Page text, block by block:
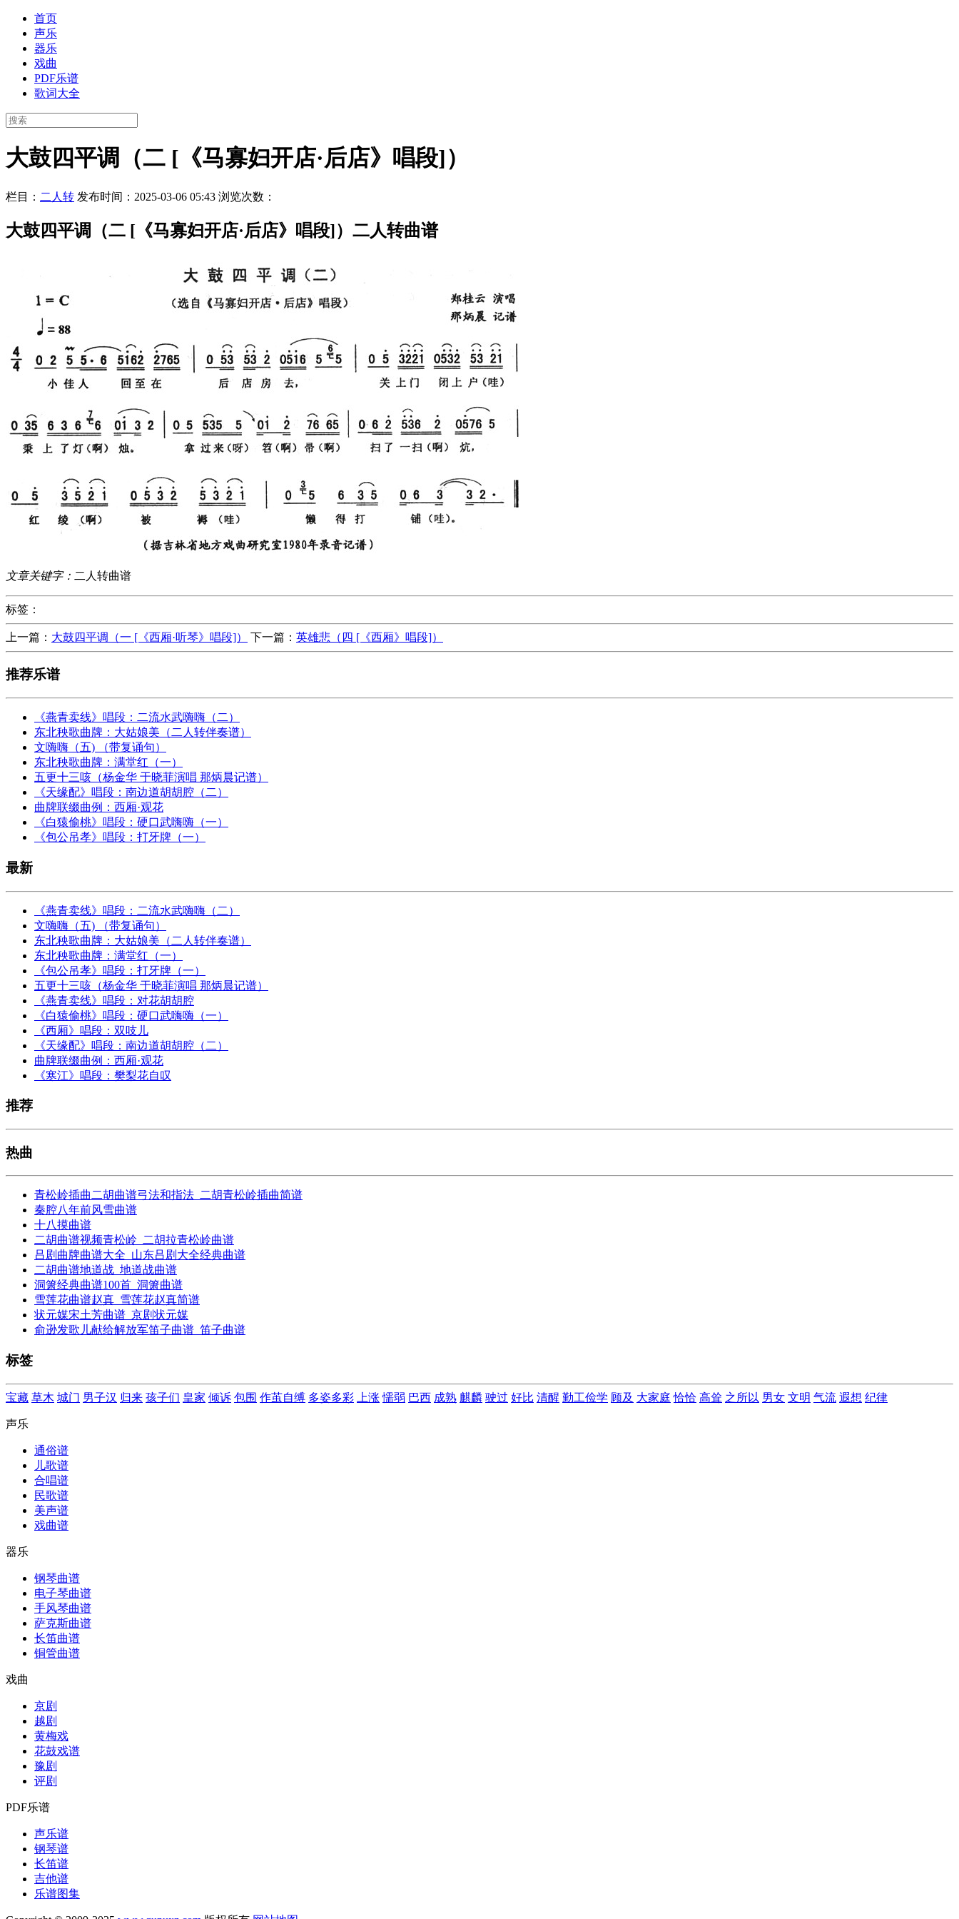
首页
声乐
器乐
戏曲
PDF乐谱
歌词大全
大鼓四平调（二 [《马寡妇开店·后店》唱段]）
栏目： 二人转 发布时间：2025-03-06 05:43 浏览次数：
大鼓四平调（二 [《马寡妇开店·后店》唱段]）二人转曲谱
文章关键字： 二人转曲谱
标签：
上一篇： 大鼓四平调（一 [《西厢·听琴》唱段]） 下一篇： 英雄悲（四 [《西厢》唱段]）
推荐乐谱
《燕青卖线》唱段：二流水武嗨嗨（二）
东北秧歌曲牌：大姑娘美（二人转伴奏谱）
文嗨嗨（五) （带复诵句）
东北秧歌曲牌：满堂红（一）
五更十三咳（杨金华 于晓菲演唱 那炳晨记谱）
《天缘配》唱段：南边道胡胡腔（二）
曲牌联缀曲例：西厢·观花
《白猿偷桃》唱段：硬口武嗨嗨（一）
《包公吊孝》唱段：打牙牌（一）
最新
《燕青卖线》唱段：二流水武嗨嗨（二）
文嗨嗨（五) （带复诵句）
东北秧歌曲牌：大姑娘美（二人转伴奏谱）
东北秧歌曲牌：满堂红（一）
《包公吊孝》唱段：打牙牌（一）
五更十三咳（杨金华 于晓菲演唱 那炳晨记谱）
《燕青卖线》唱段：对花胡胡腔
《白猿偷桃》唱段：硬口武嗨嗨（一）
《西厢》唱段：双吱儿
《天缘配》唱段：南边道胡胡腔（二）
曲牌联缀曲例：西厢·观花
《寒江》唱段：樊梨花自叹
推荐
热曲
青松岭插曲二胡曲谱弓法和指法_二胡青松岭插曲简谱
秦腔八年前风雪曲谱
十八摸曲谱
二胡曲谱视频青松岭_二胡拉青松岭曲谱
吕剧曲牌曲谱大全_山东吕剧大全经典曲谱
二胡曲谱地道战_地道战曲谱
洞箫经典曲谱100首_洞箫曲谱
雪莲花曲谱赵真_雪莲花赵真简谱
状元媒宋土芳曲谱_京剧状元媒
俞逊发歌儿献给解放军笛子曲谱_笛子曲谱
标签
宝藏 草木 城门 男子汉 归来 孩子们 皇家 倾诉 包围 作茧自缚 多姿多彩 上涨 懦弱 巴西 成熟 麒麟 驶过 好比 清醒 勤工俭学 顾及 大家庭 恰恰 高耸 之所以 男女 文明 气流 遐想 纪律
声乐
通俗谱
儿歌谱
合唱谱
民歌谱
美声谱
戏曲谱
器乐
钢琴曲谱
电子琴曲谱
手风琴曲谱
萨克斯曲谱
长笛曲谱
铜管曲谱
戏曲
京剧
越剧
黄梅戏
花鼓戏谱
豫剧
评剧
PDF乐谱
声乐谱
钢琴谱
长笛谱
吉他谱
乐谱图集